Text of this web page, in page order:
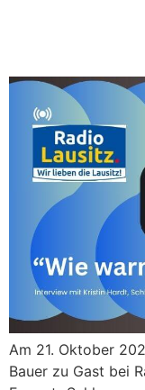
Am 21. Oktober
Bauer zu Gast bei